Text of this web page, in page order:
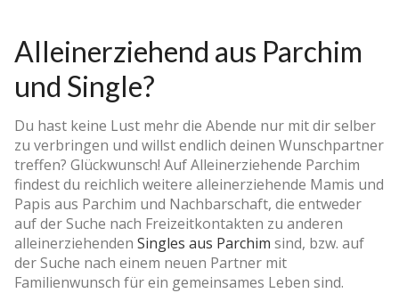
Alleinerziehend aus Parchim
und Single?
Du hast keine Lust mehr die Abende nur mit dir selber
zu verbringen und willst endlich deinen Wunschpartner
treffen? Glückwunsch! Auf Alleinerziehende Parchim
findest du reichlich weitere alleinerziehende Mamis und
Papis aus Parchim und Nachbarschaft, die entweder
auf der Suche nach Freizeitkontakten zu anderen
alleinerziehenden Singles aus Parchim sind, bzw. auf
der Suche nach einem neuen Partner mit
Familienwunsch für ein gemeinsames Leben sind.